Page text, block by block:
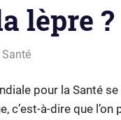
lèpre ?
Santé
pour la Santé
c’est-à-dire que